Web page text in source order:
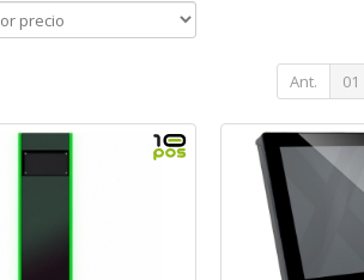
Ant. 01